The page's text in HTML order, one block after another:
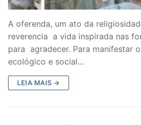
A oferenda, um ato da
reverencia a vida inspirada nas
para agradecer. Para manifestar
ecológico e social…
LEIA MAIS →